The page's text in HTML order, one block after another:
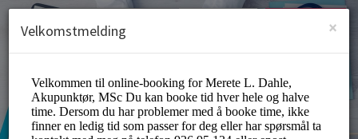
Registrering
×
Velkomstmelding